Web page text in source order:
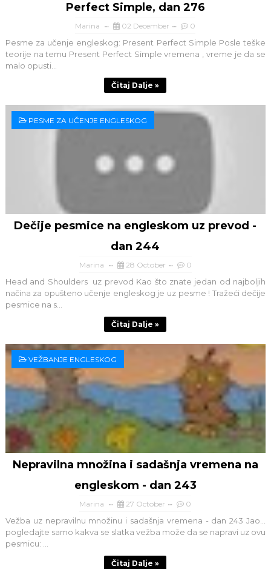
Perfect Simple, dan 276
Marina 02 December 0
Pesme za učenje engleskog: Present Perfect Simple Posle teške
teorije na temu Present Perfect Simple vremena , vreme je da se
malo opusti...
Čitaj Dalje »
PESME ZA UČENJE ENGLESKOG
Dečije pesmice na engleskom uz prevod -
dan 244
Marina 28 October 0
Head and Shoulders uz prevod Kao što znate jedan od najboljih
načina za opušteno učenje engleskog je uz pesme ! Tražeći dečije
pesmice na s...
Čitaj Dalje »
VEŽBANJE ENGLESKOG
Nepravilna množina i sadašnja vremena na
engleskom - dan 243
Marina 27 October 0
Vežba uz nepravilnu množinu i sadašnja vremena - dan 243 Jao...
pogledajte samo kakva se slatka vežba može da se napravi uz ovu
pesmicu: ...
Čitaj Dalje »